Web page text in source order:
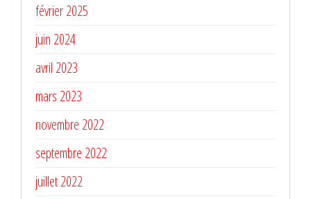
février 2025
juin 2024
avril 2023
mars 2023
novembre 2022
septembre 2022
juillet 2022